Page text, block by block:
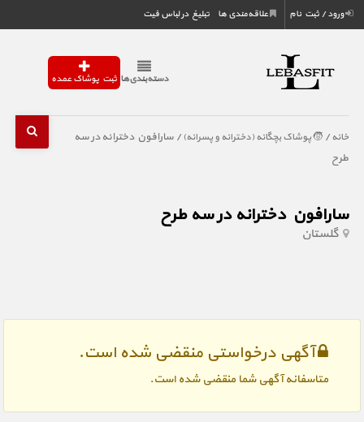
ورود / ثبت نام علاقه‌مندی ها تبلیغ در لباس فیت
دسته‌بندی‌ها ثبت پوشاک عمده
خانه /🧒 پوشاک بچگانه (دخترانه و پسرانه) / سارافون دخترانه در سه
طرح
سارافون دخترانه در سه طرح
گلستان
آگهی درخواستی منقضی شده است.
متاسفانه آگهی شما منقضی شده است.